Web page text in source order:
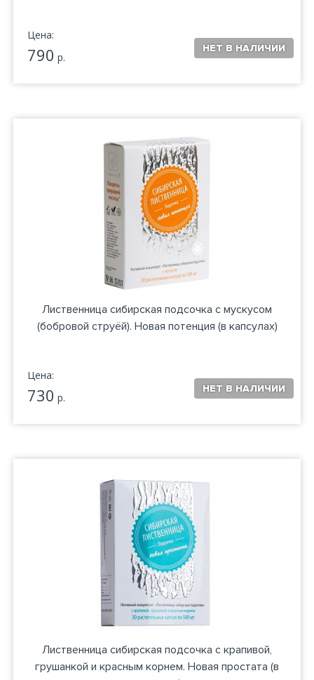
Цена:
790 р.
Лиственница сибирская подсочка с мускусом
(бобровой струёй). Новая потенция (в капсулах)
Цена:
730 р.
Лиственница сибирская подсочка с крапивой,
грушанкой и красным корнем. Новая простата (в